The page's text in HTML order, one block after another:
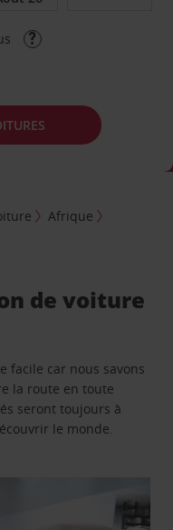
Afrique
de voiture
facile car nous savons
la route en toute
seront toujours à
le monde.